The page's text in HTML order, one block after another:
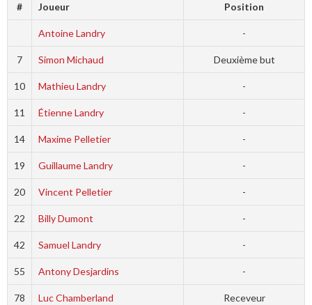
# Joueur Position
Antoine Landry -
7 Simon Michaud Deuxième but
10 Mathieu Landry -
11 Étienne Landry -
14 Maxime Pelletier -
19 Guillaume Landry -
20 Vincent Pelletier -
22 Billy Dumont -
42 Samuel Landry -
55 Antony Desjardins -
78 Luc Chamberland Receveur